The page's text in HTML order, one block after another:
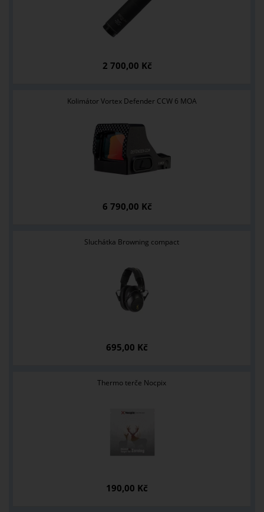
2 700,00 Kč
Kolimátor Vortex Defender CCW 6 MOA
6 790,00 Kč
Sluchátka Browning compact
695,00 Kč
Thermo terče Nocpix
190,00 Kč